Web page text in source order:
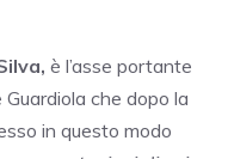
è l’asse portante
che dopo la
in questo modo